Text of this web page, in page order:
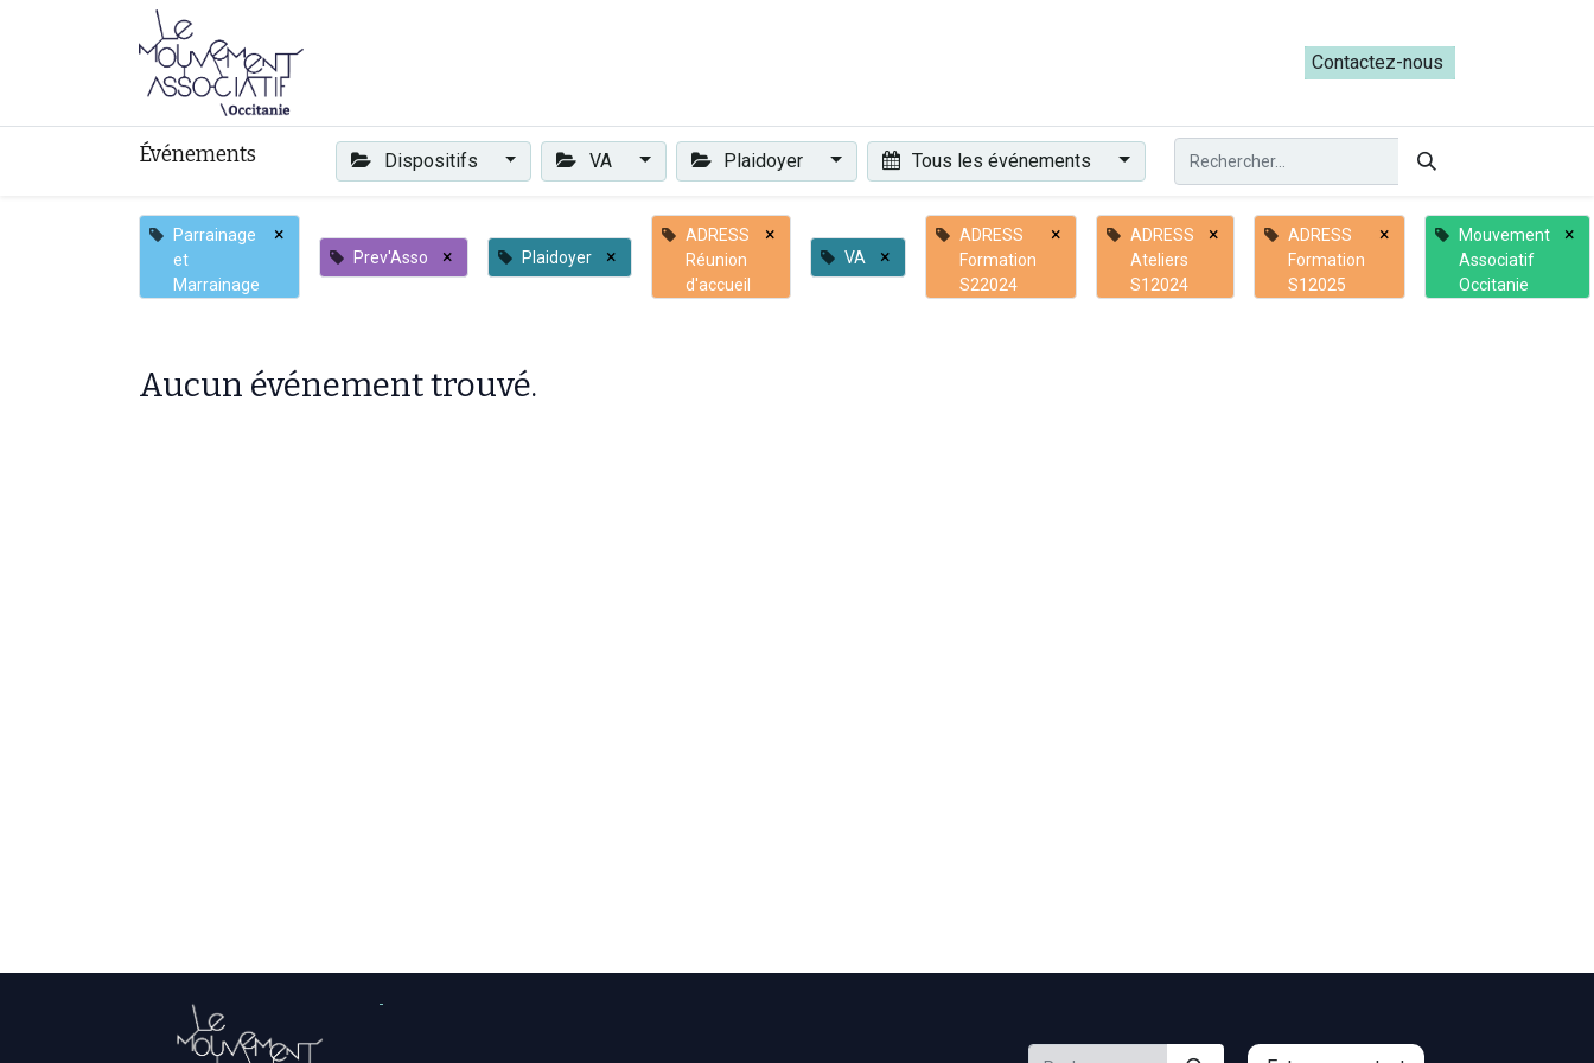
Les ateliers du Parcours ADRESS [mai-juin 2026]
Contactez-nous​​
Événements Dispositifs VA Plaidoyer Tous les événements
Parrainage
et
Marrainage
×
Prev'Asso × Plaidoyer ×
ADRESS
Réunion
d'accueil
×
VA ×
ADRESS
Formation
S22024
×
ADRESS
Ateliers
S12024
×
ADRESS
Formation
S12025
×
Mouvement
Associatif
Occitanie
×
Aucun événement trouvé.